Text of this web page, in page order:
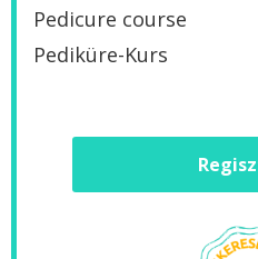
Pedicure course
Pediküre-Kurs